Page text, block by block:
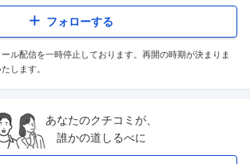
フォローする
ル配信を一時停止しております。再開の時期が決まりま
します。
あなたのクチコミが、
誰かの道しるべに